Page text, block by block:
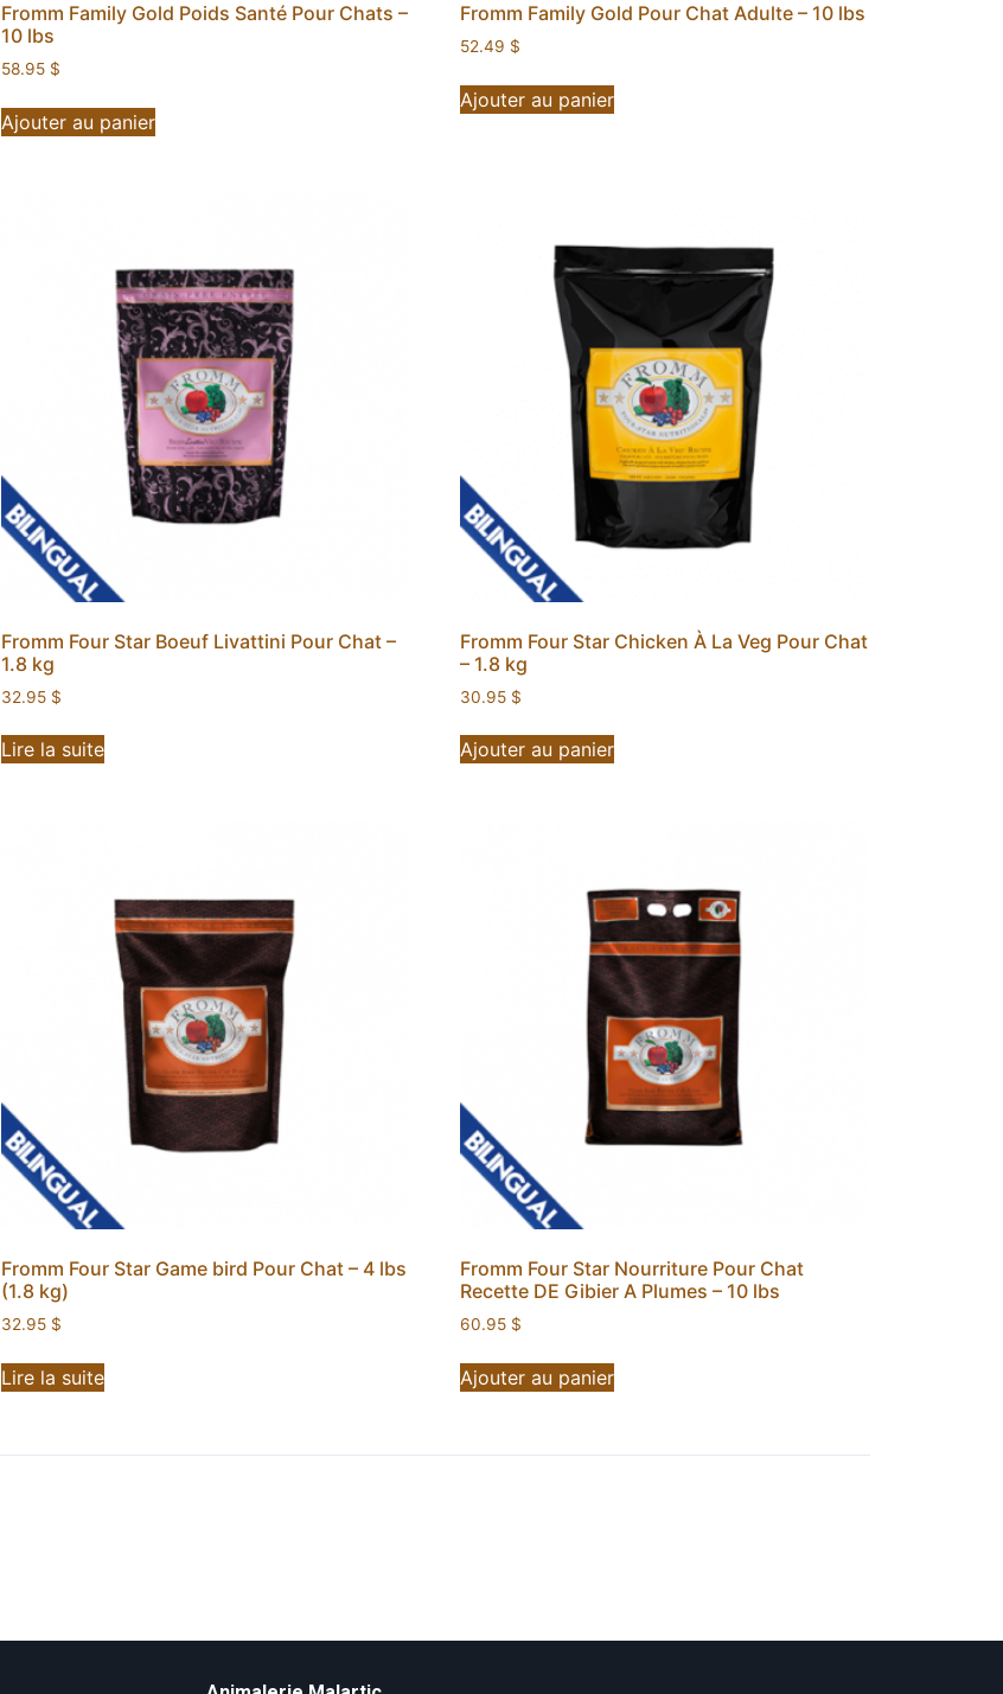
Fromm Family Gold Poids Santé Pour Chats –
10 lbs
58.95 $
Ajouter au panier
Fromm Family Gold Pour Chat Adulte – 10 lbs
52.49 $
Ajouter au panier
Fromm Four Star Boeuf Livattini Pour Chat –
1.8 kg
32.95 $
Lire la suite
Fromm Four Star Chicken À La Veg Pour Chat
– 1.8 kg
30.95 $
Ajouter au panier
Fromm Four Star Game bird Pour Chat – 4 lbs
(1.8 kg)
32.95 $
Lire la suite
Fromm Four Star Nourriture Pour Chat
Recette DE Gibier A Plumes – 10 lbs
60.95 $
Ajouter au panier